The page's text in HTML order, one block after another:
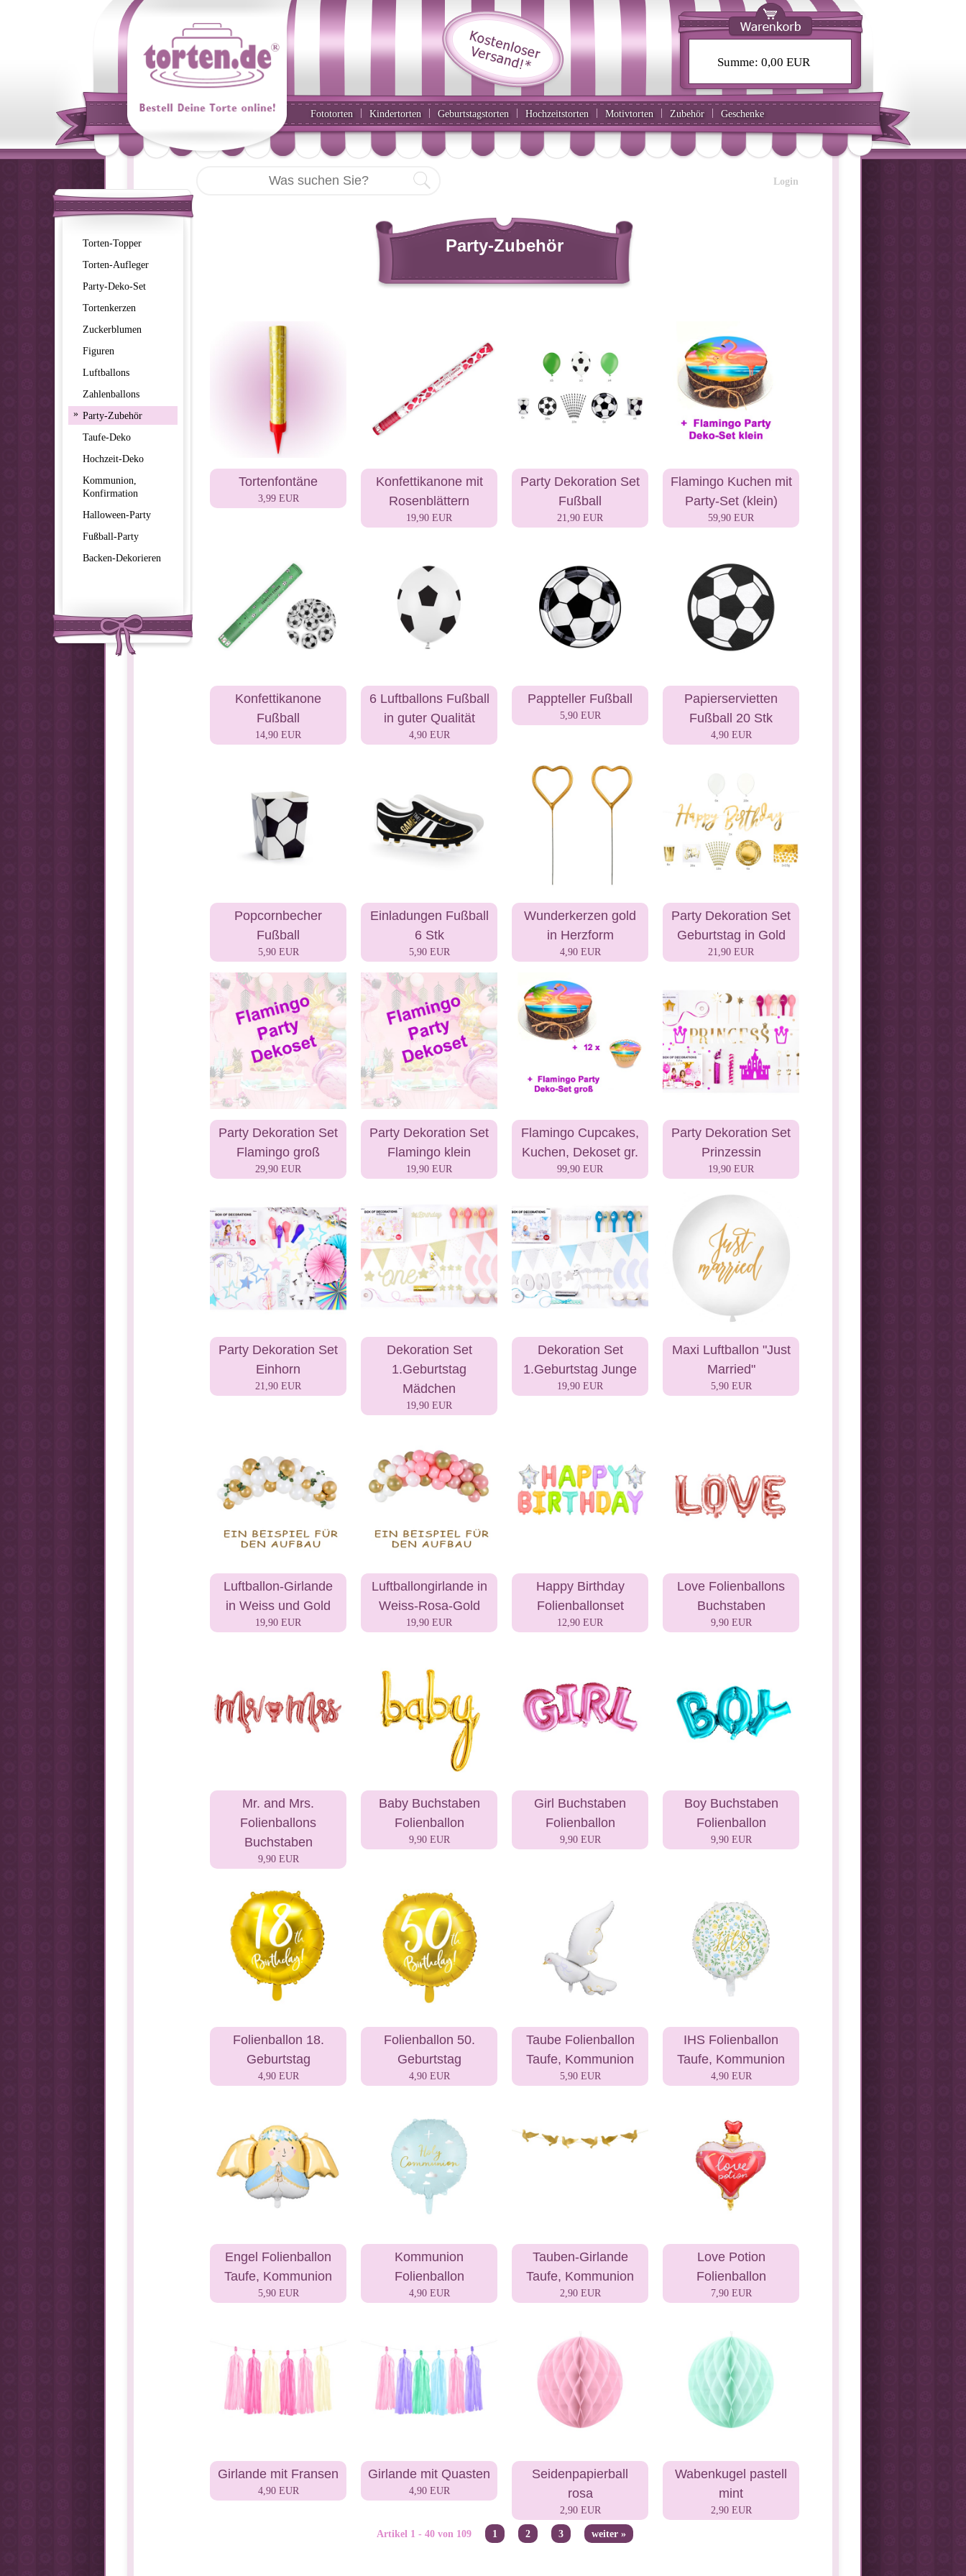
Fototorten | Kindertorten | Geburtstagstorten | Hochzeitstorten | Motivtorten | Zubehör | Geschenke
Summe: 0,00 EUR
Torten-Topper
Torten-Aufleger
Party-Deko-Set
Tortenkerzen
Zuckerblumen
Figuren
Luftballons
Zahlenballons
» Party-Zubehör
Taufe-Deko
Hochzeit-Deko
Kommunion,
Konfirmation
Halloween-Party
Fußball-Party
Backen-Dekorieren
Login
Party-Zubehör
Tortenfontäne
3,99 EUR
Konfettikanone mit
Rosenblättern
19,90 EUR
Party Dekoration Set
Fußball
21,90 EUR
Flamingo Kuchen mit
Party-Set (klein)
59,90 EUR
Konfettikanone
Fußball
14,90 EUR
6 Luftballons Fußball
in guter Qualität
4,90 EUR
Pappteller Fußball
5,90 EUR
Papierservietten
Fußball 20 Stk
4,90 EUR
Popcornbecher
Fußball
5,90 EUR
Einladungen Fußball
6 Stk
5,90 EUR
Wunderkerzen gold
in Herzform
4,90 EUR
Party Dekoration Set
Geburtstag in Gold
21,90 EUR
Party Dekoration Set
Flamingo groß
29,90 EUR
Party Dekoration Set
Flamingo klein
19,90 EUR
Flamingo Cupcakes,
Kuchen, Dekoset gr.
99,90 EUR
Party Dekoration Set
Prinzessin
19,90 EUR
Party Dekoration Set
Einhorn
21,90 EUR
Dekoration Set
1.Geburtstag
Mädchen
19,90 EUR
Dekoration Set
1.Geburtstag Junge
19,90 EUR
Maxi Luftballon "Just
Married"
5,90 EUR
Luftballon-Girlande
in Weiss und Gold
19,90 EUR
Luftballongirlande in
Weiss-Rosa-Gold
19,90 EUR
Happy Birthday
Folienballonset
12,90 EUR
Love Folienballons
Buchstaben
9,90 EUR
Mr. and Mrs.
Folienballons
Buchstaben
9,90 EUR
Baby Buchstaben
Folienballon
9,90 EUR
Girl Buchstaben
Folienballon
9,90 EUR
Boy Buchstaben
Folienballon
9,90 EUR
Folienballon 18.
Geburtstag
4,90 EUR
Folienballon 50.
Geburtstag
4,90 EUR
Taube Folienballon
Taufe, Kommunion
5,90 EUR
IHS Folienballon
Taufe, Kommunion
4,90 EUR
Engel Folienballon
Taufe, Kommunion
5,90 EUR
Kommunion
Folienballon
4,90 EUR
Tauben-Girlande
Taufe, Kommunion
2,90 EUR
Love Potion
Folienballon
7,90 EUR
Girlande mit Fransen
4,90 EUR
Girlande mit Quasten
4,90 EUR
Seidenpapierball
rosa
2,90 EUR
Wabenkugel pastell
mint
2,90 EUR
Artikel 1 - 40 von 109 1 2 3 weiter »